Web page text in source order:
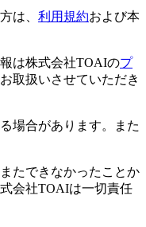
は、 利用規約および本
は株式会社TOAIのプ
取扱いさせていただき
場合があります。また
たできなかったことか
会社TOAIは一切責任